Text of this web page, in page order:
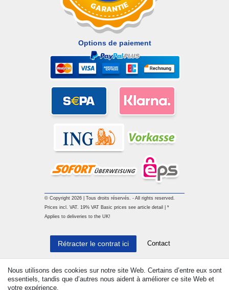
Options de paiement
© Copyright 2026 | Tous droits réservés. - All rights reserved.
Prices incl. VAT. 19% VAT Basic prices see article detail | *
Applies to deliveries to the UK!
Nous utilisons des cookies sur notre site Web. Certains d’entre eux sont
essentiels, tandis que d’autres nous aident à améliorer ce site Web et
votre expérience.
Rétracter le contrat ici Contact